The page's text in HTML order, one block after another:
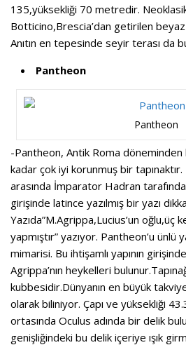
135,yüksekliği 70 metredir.
Botticino,Brescia’dan getirilen beyaz
Anıtın en tepesinde seyir terası da
Pantheon
Pantheon
-Pantheon, Antik Roma döneminden
kadar çok iyi korunmuş bir tapınaktır.
arasında İmparator Hadran tarafından
girişinde latince yazılmış bir yazı
Yazıda”M.Agrippa,Lucius’un oğlu,üç
yapmıştır” yazıyor. Pantheon’u
mimarisi. Bu ihtişamlı yapının
Agrippa’nın heykelleri
kubbesidir.Dünyanın en büyük
olarak biliniyor. Çapı ve yüksekliği
ortasında Oculus adında bir delik
genişliğindeki bu delik içeriye ışık